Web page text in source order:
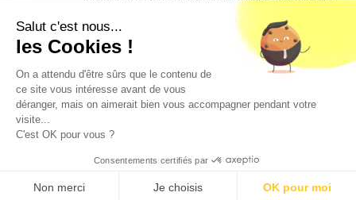
est exigée au moment de la vente en ligne.
CODE DE LA SANTE PUBLIQUE, ART. L. 3342-1 et L. 3353-3
L'abus d'alcool est dangereux pour la santé. Sachez
Salut c'est nous...
les Cookies !
On a attendu d'être sûrs que le contenu de
ce site vous intéresse avant de vous
déranger, mais on aimerait bien vous accompagner pendant votre
visite...
C'est OK pour vous ?
Consentements certifiés par
Non merci Je choisis OK pour moi
★★★★★